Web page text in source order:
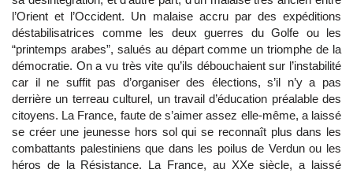
l’Orient et l’Occident. Un malaise accru par des expéditions
déstabilisatrices comme les deux guerres du Golfe ou les
“printemps arabes”, salués au départ comme un triomphe de la
démocratie. On a vu très vite qu’ils débouchaient sur l’instabilité
car il ne suffit pas d’organiser des élections, s’il n’y a pas
derrière un terreau culturel, un travail d’éducation préalable des
citoyens. La France, faute de s’aimer assez elle-même, a laissé
se créer une jeunesse hors sol qui se reconnaît plus dans les
combattants palestiniens que dans les poilus de Verdun ou les
héros de la Résistance. La France, au XXe siècle, a laissé